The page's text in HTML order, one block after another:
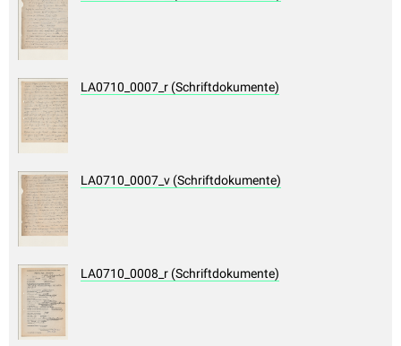
LA0710_0007_r (Schriftdokumente)
LA0710_0007_v (Schriftdokumente)
LA0710_0008_r (Schriftdokumente)